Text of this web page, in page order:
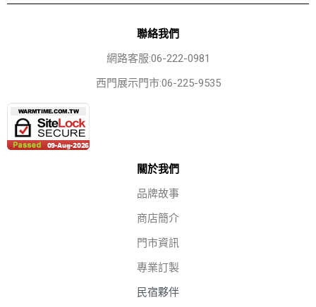
聯絡我們
網路客服:06-222-0981
西門展示門市:06-225-9535
關於我們
品牌故事
商店簡介
門市資訊
專業訂製
民宿夥伴